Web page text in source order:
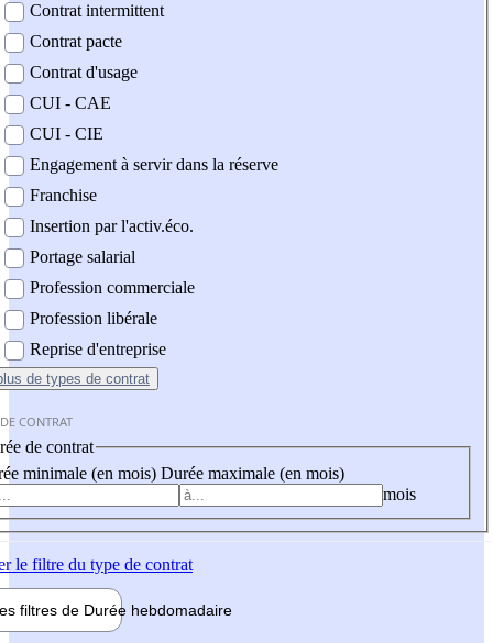
Contrat intermittent
Contrat pacte
Contrat d'usage
CUI - CAE
CUI - CIE
Engagement à servir dans la réserve
Franchise
Insertion par l'activ.éco.
Portage salarial
Profession commerciale
Profession libérale
Reprise d'entreprise
de types de contrat
CONTRAT
de contrat
minimale (en mois) Durée maximale (en mois)
mois
le filtre du type de contrat
filtres de Durée hebdomadaire